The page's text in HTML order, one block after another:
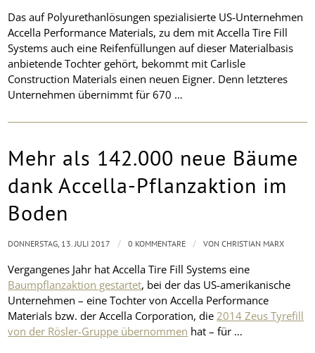
Das auf Polyurethanlösungen spezialisierte US-Unternehmen
Accella Performance Materials, zu dem mit Accella Tire Fill
Systems auch eine Reifenfüllungen auf dieser Materialbasis
anbietende Tochter gehört, bekommt mit Carlisle
Construction Materials einen neuen Eigner. Denn letzteres
Unternehmen übernimmt für 670 …
Mehr als 142.000 neue Bäume
dank Accella-Pflanzaktion im
Boden
Vergangenes Jahr hat Accella Tire Fill Systems eine
Baumpflanzaktion gestartet, bei der das US-amerikanische
Unternehmen – eine Tochter von Accella Performance
Materials bzw. der Accella Corporation, die 2014 Zeus Tyrefill
von der Rösler-Gruppe übernommen hat – für …
DONNERSTAG, 13. JULI 2017 / 0 KOMMENTARE / VONCHRISTIAN MARX